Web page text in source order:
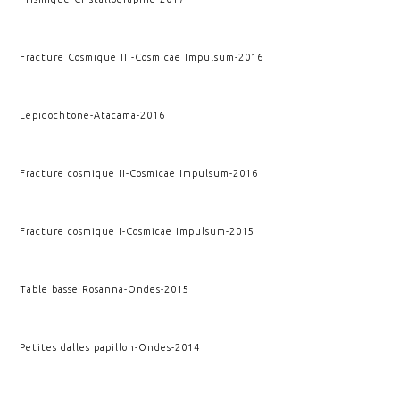
Fracture Cosmique III-Cosmicae Impulsum-2016
Lepidochtone-Atacama-2016
Fracture cosmique II-Cosmicae Impulsum-2016
Fracture cosmique I-Cosmicae Impulsum-2015
Table basse Rosanna-Ondes-2015
Petites dalles papillon-Ondes-2014